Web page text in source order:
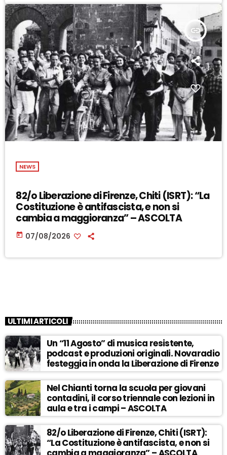
insert_link
NEWS
82/o Liberazione di Firenze, Chiti (ISRT): “La
Costituzione è antifascista, e non si
cambia a maggioranza” – ASCOLTA
today 07/08/2026
ULTIMI ARTICOLI
Un “11 Agosto” di musica resistente,
podcast e produzioni originali. Novaradio
festeggia in onda la Liberazione di Firenze
Nel Chianti torna la scuola per giovani
contadini, il corso triennale con lezioni in
aula e tra i campi – ASCOLTA
82/o Liberazione di Firenze, Chiti (ISRT):
“La Costituzione è antifascista, e non si